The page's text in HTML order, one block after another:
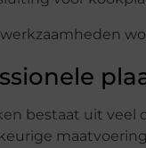
bestaat uit veel